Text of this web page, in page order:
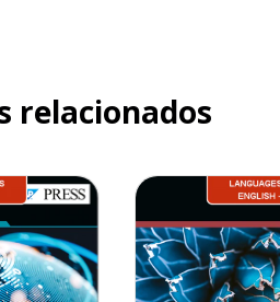
relacionados